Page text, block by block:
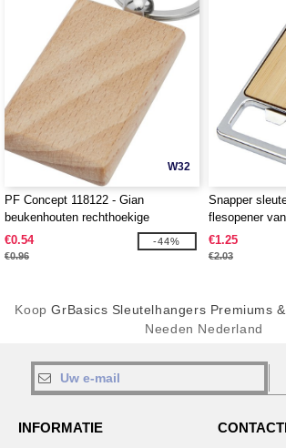
W32
PF Concept 118122 - Gian
beukenhouten rechthoekige
sleutelhanger
€0.54
€0.96
-44%
Snapper
flesopener
126340
€1.25
€2.03
KoopGrBasics Sleutelhangers Premiums
Needen Nederland
INFORMATIE